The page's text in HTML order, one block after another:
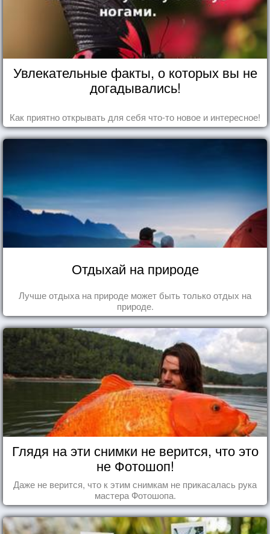
Увлекательные факты, о которых вы не
догадывались!
Как приятно открывать для себя что-то новое и интересное!
Отдыхай на природе
Лучше отдыха на природе может быть только отдых на
природе.
Глядя на эти снимки не верится, что это
не Фотошоп!
Даже не верится, что к этим снимкам не прикасалась рука
мастера Фотошопа.